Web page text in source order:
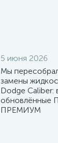
5 июня 2026
Мы
замены
Dodge Caliber:
обновлённые
ПРЕМИУМ